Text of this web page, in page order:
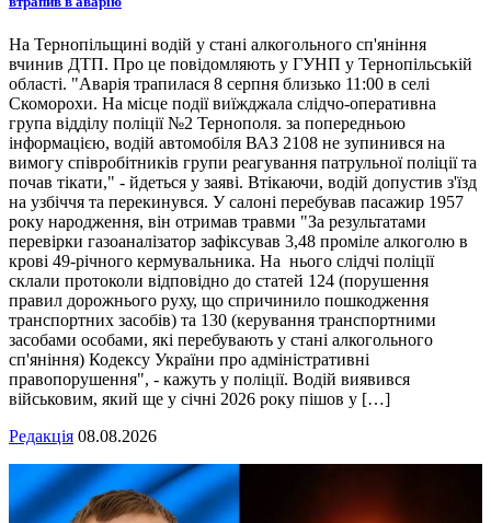
На Тернопільщині водій у стані алкогольного сп'яніння
вчинив ДТП. Про це повідомляють у ГУНП у Тернопільській
області. "Аварія трапилася 8 серпня близько 11:00 в селі
Скоморохи. На місце події виїжджала слідчо-оперативна
група відділу поліції №2 Тернополя. за попередньою
інформацією, водій автомобіля ВАЗ 2108 не зупинився на
вимогу співробітників групи реагування патрульної поліції та
почав тікати," - йдеться у заяві. Втікаючи, водій допустив з'їзд
на узбіччя та перекинувся. У салоні перебував пасажир 1957
року народження, він отримав травми "За результатами
перевірки газоаналізатор зафіксував 3,48 проміле алкоголю в
крові 49-річного кермувальника. На нього слідчі поліції
склали протоколи відповідно до статей 124 (порушення
правил дорожнього руху, що спричинило пошкодження
транспортних засобів) та 130 (керування транспортними
засобами особами, які перебувають у стані алкогольного
сп'яніння) Кодексу України про адміністративні
правопорушення", - кажуть у поліції. Водій виявився
військовим, який ще у січні 2026 року пішов у […]
Редакція 08.08.2026